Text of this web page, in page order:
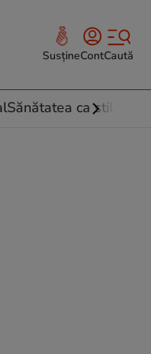
SusțineContCaută
Sănătatea ca stil de